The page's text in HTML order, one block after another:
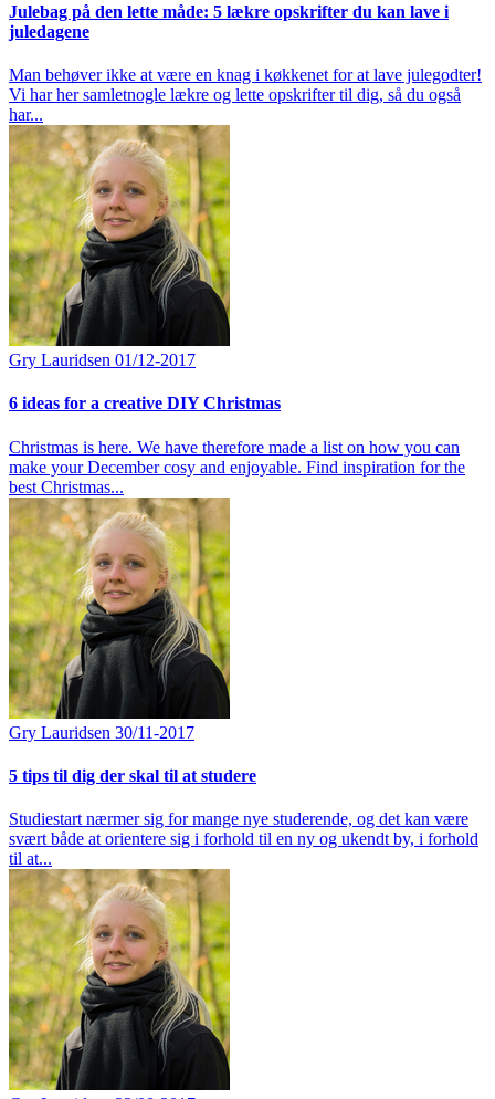
Julebag på den lette måde: 5 lækre opskrifter du kan lave i
juledagene
Man behøver ikke at være en knag i køkkenet for at lave julegodter!
Vi har her samletnogle lækre og lette opskrifter til dig, så du også
har...
Gry Lauridsen 01/12-2017
6 ideas for a creative DIY Christmas
Christmas is here. We have therefore made a list on how you can
make your December cosy and enjoyable. Find inspiration for the
best Christmas...
Gry Lauridsen 30/11-2017
5 tips til dig der skal til at studere
Studiestart nærmer sig for mange nye studerende, og det kan være
svært både at orientere sig i forhold til en ny og ukendt by, i forhold
til at...